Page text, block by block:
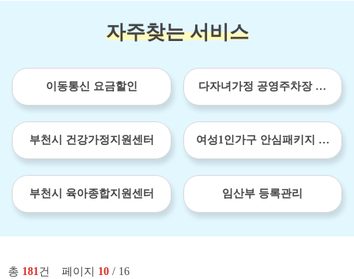
자주찾는 서비스
이동통신 요금할인
다자녀가정 공영주차장 이
부천시 건강가정지원센터
여성1인가구 안심패키지 보
부천시 육아종합지원센터 임산부 등록관리
총 181건 페이지 10 / 16